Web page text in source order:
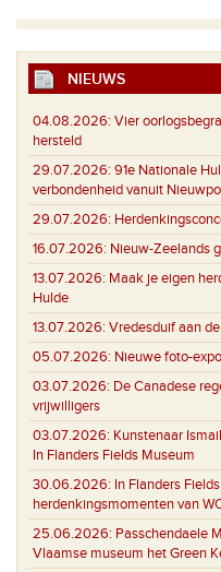
NIEUWS
04.08.2026: Vier
hersteld
29.07.2026: 91e Nationale
verbondenheid vanuit
29.07.2026:
16.07.2026: Nieuw-Zeelands
13.07.2026: Maak je eigen
Hulde
13.07.2026: Vredesduif aan
05.07.2026: Nieuwe foto-
03.07.2026: De Canadese
vrijwilligers
03.07.2026: Kunstenaar
In Flanders Fields Museum
30.06.2026: In Flanders
herdenkingsmomenten van
25.06.2026: Passchendaele
Vlaamse museum het Green